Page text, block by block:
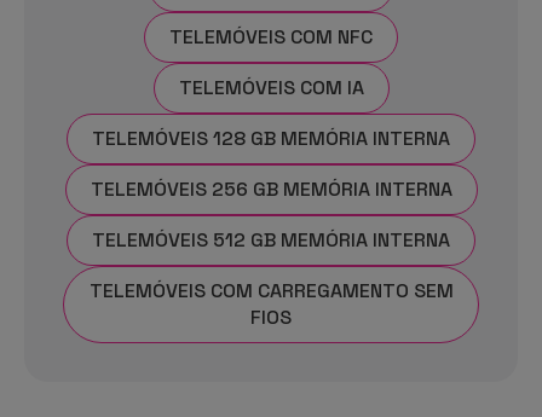
TELEMÓVEIS COM NFC
TELEMÓVEIS COM IA
TELEMÓVEIS 128 GB MEMÓRIA INTERNA
TELEMÓVEIS 256 GB MEMÓRIA INTERNA
TELEMÓVEIS 512 GB MEMÓRIA INTERNA
TELEMÓVEIS COM CARREGAMENTO SEM
FIOS